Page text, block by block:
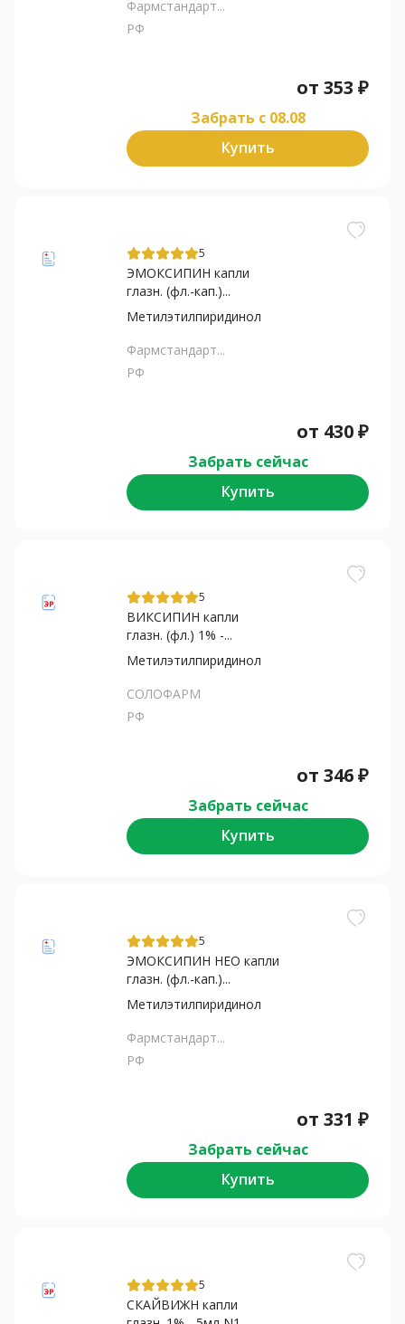
Фармстандарт...
РФ
от 353 ₽
Забрать c 08.08
Купить
5
ЭМОКСИПИН капли
глазн. (фл.-кап.)...
Метилэтилпиридинол
Фармстандарт...
РФ
от 430₽
Забрать сейчас
Купить
5
ВИКСИПИН капли
глазн. (фл.) 1% -...
Метилэтилпиридинол
СОЛОФАРМ
РФ
от 346₽
Забрать сейчас
Купить
5
ЭМОКСИПИН НЕО капли
глазн. (фл.-кап.)...
Метилэтилпиридинол
Фармстандарт...
РФ
от 331 ₽
Забрать сейчас
Купить
5
СКАЙВИЖН капли